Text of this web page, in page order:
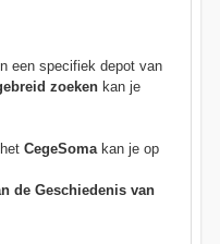
een specifiek depot van
zoeken kan je
CegeSomakan je op
de Geschiedenis van